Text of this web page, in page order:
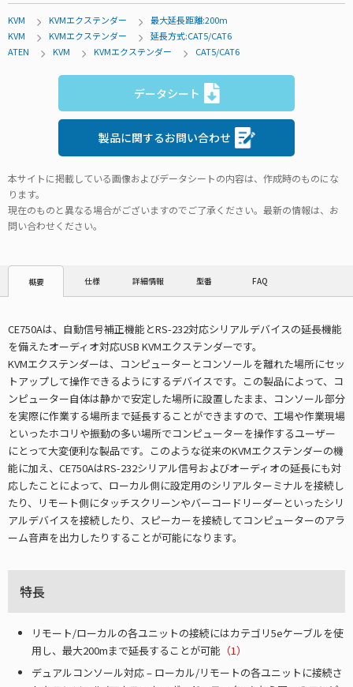
KVM KVMエクステンダー
最大延長距離:200m
KVM
KVMエクステンダー
延長方式:CAT5/CAT6
ATEN
KVM KVMエクステンダー CAT5/CAT6
データシート
製品に関するお問い合わせ
本サイトに掲載している画像およびデータシートの内容は、作成時のものにな
ります。
現在のものと異なる場合がございますのでご了承ください。最新の情報は、お
問い合わせください。
概要 仕様 詳細情報 型番 FAQ
CE750Aは、自動信号補正機能とRS-232対応シリアルデバイスの延長機能
を備えたオーディオ対応USB KVMエクステンダーです。
KVMエクステンダーは、コンピューターとコンソールを離れた場所にセッ
トアップして操作できるようにするデバイスです。この製品によって、コ
ンピューター自体は静かで安定した場所に設置したまま、コンソール部分
を実際に作業する場所まで延長することができますので、工場や作業現場
といったホコリや振動の多い場所でコンピューターを操作するユーザー
にとって大変便利な製品です。このような従来のKVMエクステンダーの機
能に加え、CE750AはRS-232シリアル信号およびオーディオの延長にも対
応したことによって、ローカル側に設定用のシリアルターミナルを接続し
たり、リモート側にタッチスクリーンやバーコードリーダーといったシリ
アルデバイスを接続したり、スピーカーを接続してコンピューターのアラ
ーム音声を出力したりすることが可能になります。
特長
リモート/ローカルの各ユニットの接続にはカテゴリ5eケーブルを使
用し、最大200mまで延長することが可能 （1）
デュアルコンソール対応 – ローカル/リモートの各ユニットに接続さ